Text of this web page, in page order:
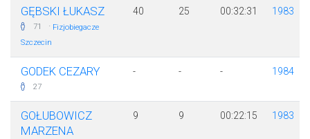
GĘBSKI ŁUKASZ
71 · Fizjobiegacze
Szczecin
40 25 00:32:31 1983
GODEK CEZARY
27
- - - 1984
GOŁUBOWICZ
MARZENA
9 9 00:22:15 1983